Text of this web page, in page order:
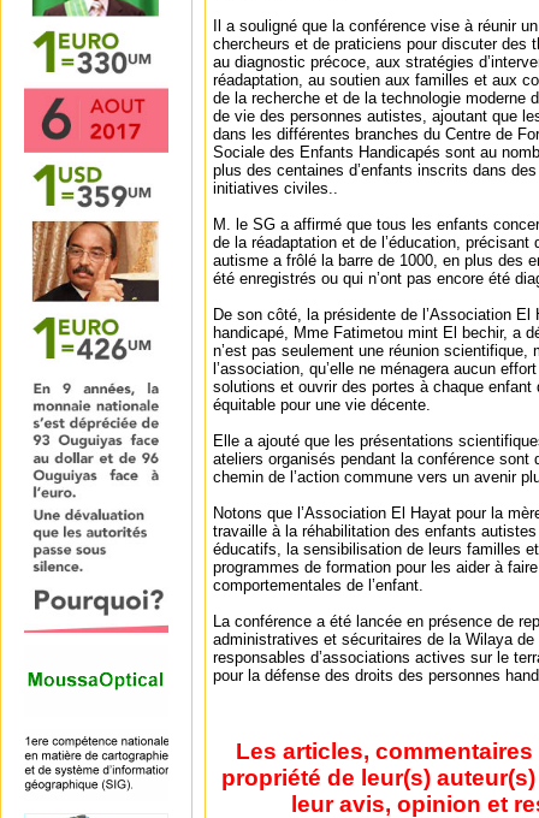
Il a souligné que la conférence vise à réunir
chercheurs et de praticiens pour discuter des
au diagnostic précoce, aux stratégies
réadaptation, au soutien aux familles et aux
de la recherche et de la technologie moderne
de vie des personnes autistes, ajoutant que
dans les différentes branches du Centre de
Sociale des Enfants Handicapés sont au
plus des centaines d’enfants inscrits dans
initiatives civiles..
M. le SG a affirmé que tous les enfants
de la réadaptation et de l’éducation, précisant
autisme a frôlé la barre de 1000, en plus des
été enregistrés ou qui n’ont pas encore été
De son côté, la présidente de l’Association El
handicapé, Mme Fatimetou mint El bechir, a
n’est pas seulement une réunion scientifique,
l’association, qu’elle ne ménagera aucun
solutions et ouvrir des portes à chaque enfant
équitable pour une vie décente.
Elle a ajouté que les présentations
ateliers organisés pendant la conférence sont
chemin de l’action commune vers un avenir
Notons que l’Association El Hayat pour la
travaille à la réhabilitation des enfants
éducatifs, la sensibilisation de leurs familles
programmes de formation pour les aider à
comportementales de l’enfant.
La conférence a été lancée en présence de
administratives et sécuritaires de la Wilaya
responsables d’associations actives sur le
pour la défense des droits des personnes
Les articles,
propriété de leur(s)
leur avis, opinion et